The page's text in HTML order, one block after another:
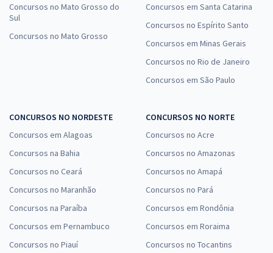
Concursos no Mato Grosso do
Sul
Concursos no Mato Grosso
Concursos em Santa Catarina
Concursos no Espírito Santo
Concursos em Minas Gerais
Concursos no Rio de Janeiro
Concursos em São Paulo
CONCURSOS NO NORDESTE
Concursos em Alagoas
Concursos na Bahia
Concursos no Ceará
Concursos no Maranhão
Concursos na Paraíba
Concursos em Pernambuco
Concursos no Piauí
CONCURSOS NO NORTE
Concursos no Acre
Concursos no Amazonas
Concursos no Amapá
Concursos no Pará
Concursos em Rondônia
Concursos em Roraima
Concursos no Tocantins